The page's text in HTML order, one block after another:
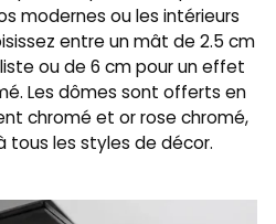
modernes ou les intérieurs
entre un mât de 2.5 cm
ou de 6 cm pour un effet
Les dômes sont offerts en
chromé et or rose chromé,
tous les styles de décor.